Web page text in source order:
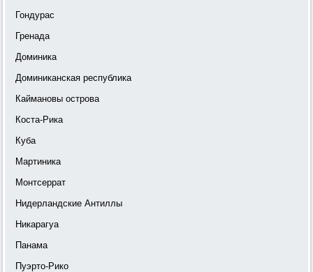
Гондурас
Гренада
Доминика
Доминиканская республика
Каймановы острова
Коста-Рика
Куба
Мартиника
Монтсеррат
Нидерландские Антиллы
Никарагуа
Панама
Пуэрто-Рико